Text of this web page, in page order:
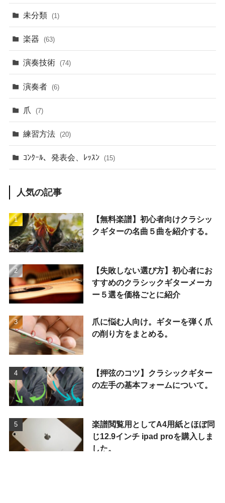
未分類 (1)
楽器 (63)
演奏技術 (74)
演奏者 (6)
爪 (7)
練習方法 (20)
ｺﾝｸｰﾙ、発表会、ﾚｯｽﾝ (15)
人気の記事
【無料楽譜】初心者向けクラシッ
クギターの名曲５曲を紹介する。
【失敗しない選び方】初心者にお
すすめのクラシックギターメーカ
ー５選を価格ごとに紹介
爪に悩む人向け。ギターを弾く爪
の削り方をまとめる。
【押弦のコツ】クラシックギター
の左手の基本フォームについて。
楽譜閲覧用としてA4用紙とほぼ同
じ12.9インチ ipad proを購入しま
した。